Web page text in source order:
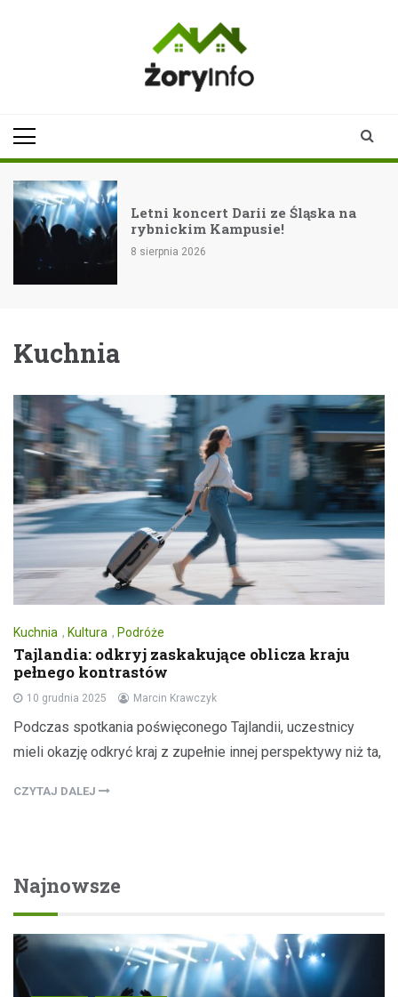
Letni koncert Darii ze Śląska na
rybnickim Kampusie!
8 sierpnia 2026
Kuchnia
Kuchnia , Kultura , Podróże
Tajlandia: odkryj zaskakujące oblicza kraju
pełnego kontrastów
10 grudnia 2025 Marcin Krawczyk
Podczas spotkania poświęconego Tajlandii, uczestnicy
mieli okazję odkryć kraj z zupełnie innej perspektywy niż ta,
CZYTAJ DALEJ
Najnowsze